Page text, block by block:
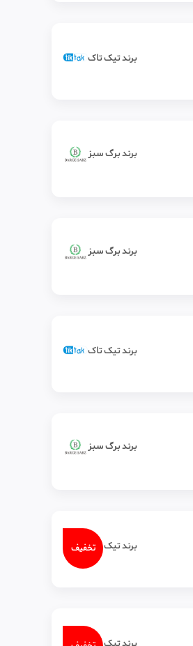
برند تیک‌ تاک
برند برگ سبز
برند برگ سبز
برند تیک‌ تاک
برند برگ سبز
تخفیفبرند تیک‌ تاک